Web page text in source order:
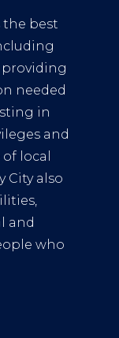
the best
providing
needed
in
and
local
City also
and
who